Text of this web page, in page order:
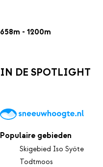
658m - 1200m
IN DE SPOTLIGHT
Populaire gebieden
Skigebied Iso Syöte
Todtmoos